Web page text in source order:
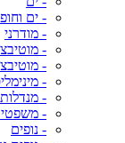
- ים
- מודרני
-
-
-
- מנדלות
-
- נופים